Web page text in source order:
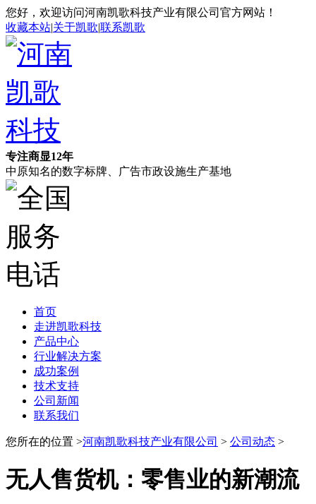
您好，欢迎访问河南凯歌科技产业有限公司官方网站！
收藏本站|关于凯歌|联系凯歌
专注商显12年
中原知名的数字标牌、广告市政设施生产基地
首页
走进凯歌科技
产品中心
行业解决方案
成功案例
技术支持
公司新闻
联系我们
您所在的位置 >河南凯歌科技产业有限公司 > 公司动态 >
无人售货机：零售业的新潮流